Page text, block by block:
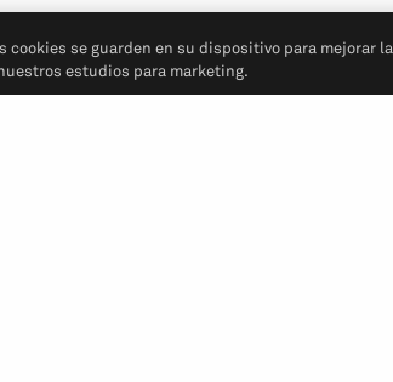
cookies se guarden en su dispositivo para mejorar la
estudios para marketing.